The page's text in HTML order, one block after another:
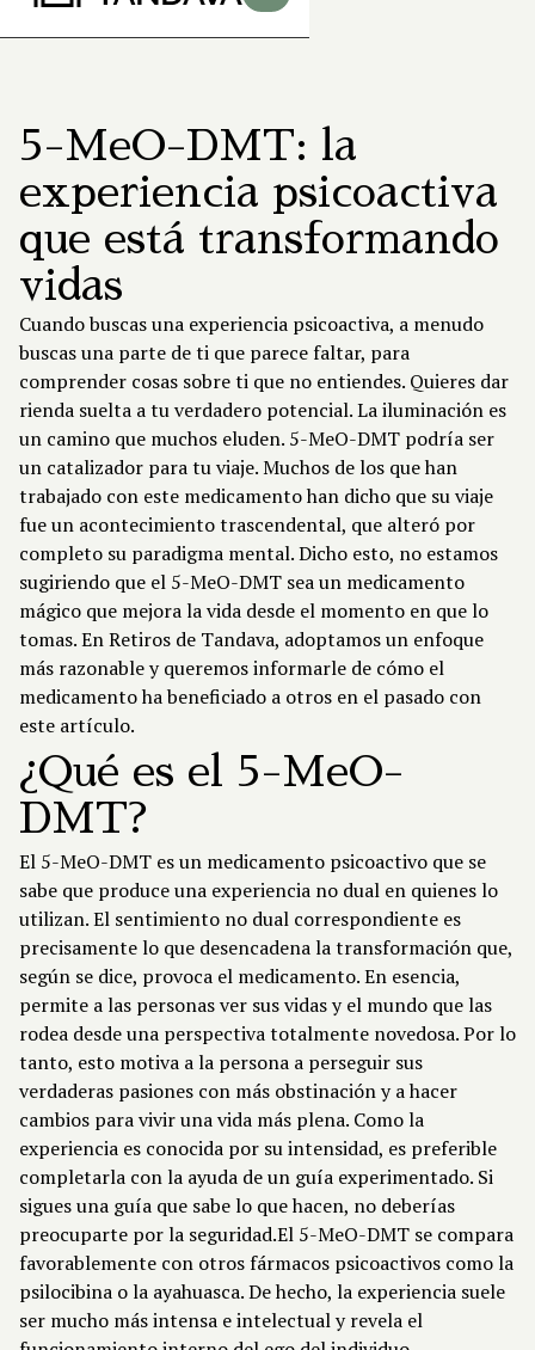
5-MeO-DMT: la
experiencia psicoactiva
que está transformando
vidas
Cuando buscas una experiencia psicoactiva, a menudo
buscas una parte de ti que parece faltar, para
comprender cosas sobre ti que no entiendes. Quieres dar
rienda suelta a tu verdadero potencial. La iluminación es
un camino que muchos eluden. 5-MeO-DMT podría ser
un catalizador para tu viaje. Muchos de los que han
trabajado con este medicamento han dicho que su viaje
fue un acontecimiento trascendental, que alteró por
completo su paradigma mental. Dicho esto, no estamos
sugiriendo que el 5-MeO-DMT sea un medicamento
mágico que mejora la vida desde el momento en que lo
tomas. EnRetiros de Tandava, adoptamos un enfoque
más razonable y queremos informarle de cómo el
medicamento ha beneficiado a otros en el pasado con
este artículo.
¿Qué es el 5-MeO-
DMT?
El 5-MeO-DMT es un medicamento psicoactivo que se
sabe que produce una experiencia no dual en quienes lo
utilizan. El sentimiento no dual correspondiente es
precisamente lo que desencadena la transformación que,
según se dice, provoca el medicamento. En esencia,
permite a las personas ver sus vidas y el mundo que las
rodea desde una perspectiva totalmente novedosa. Por lo
tanto, esto motiva a la persona a perseguir sus
verdaderas pasiones con más obstinación y a hacer
cambios para vivir una vida más plena. Como la
experiencia es conocida por su intensidad, es preferible
completarla con la ayuda de un guía experimentado. Si
sigues una guía que sabe lo que hacen, no deberías
preocuparte por la seguridad.El 5-MeO-DMT se compara
favorablemente con otros fármacos psicoactivos como la
psilocibina o la ayahuasca. De hecho, la experiencia suele
ser mucho más intensa e intelectual y revela el